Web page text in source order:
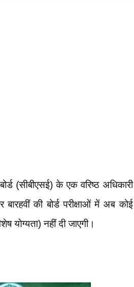
(सीबीएसई) के एक वरिष्ठ अधिकारी
की बोर्ड परीक्षाओं में अब कोई
योग्यता) नहीं दी जाएगी।